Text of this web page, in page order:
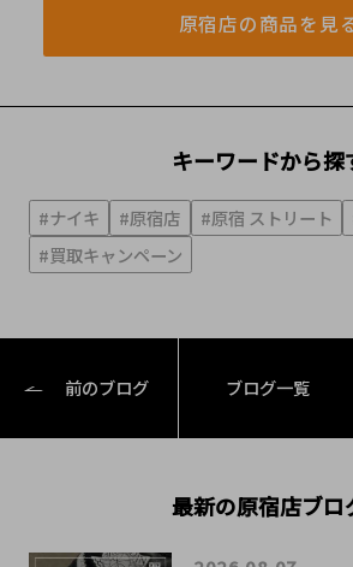
原宿店の商品を見
キーワードから探
#ナイキ #原宿店 #原宿 ストリート
#買取キャンペーン
前のブログ ブログ一覧
最新の原宿店ブロ